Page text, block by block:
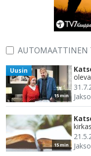
AUTOMAATTINEN
15 min
Uusin
15 min